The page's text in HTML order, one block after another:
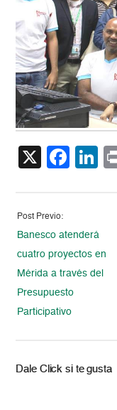
X
Post Previo:
Banesco atenderá
cuatro proyectos en
Mérida a través del
Presupuesto
Participativo
Dale Click si te gusta